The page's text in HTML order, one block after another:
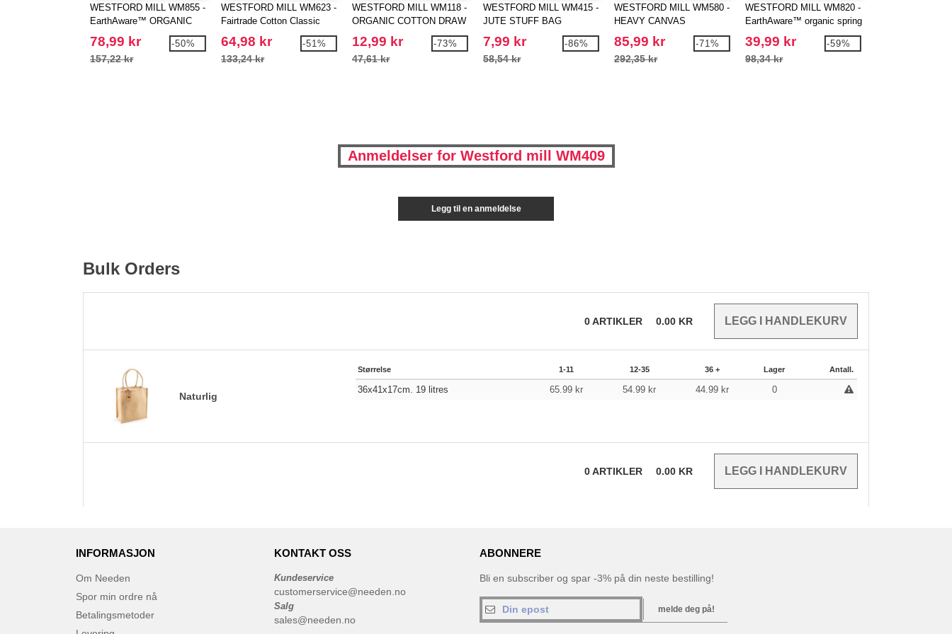
WESTFORD MILL WM855 -
EarthAware™ ORGANIC
MARINA TOTE XL
78,99 kr
157,22 kr
-50%
WESTFORD MILL WM623 -
Fairtrade Cotton Classic
Shopper
64,98 kr
133,24 kr
-51%
WESTFORD MILL WM118 -
ORGANIC COTTON DRAW
CORD BAG
12,99 kr
47,61 kr
-73%
WESTFORD MILL WM415 -
JUTE STUFF BAG
7,99 kr
58,54 kr
-86%
WESTFORD MILL WM580 -
HEAVY CANVAS
STORAGE TRUG
85,99 kr
292,35 kr
-71%
WESTFORD MILL WM820 -
EarthAware™ organic spring
wristlet
39,99 kr
98,34 kr
-59%
Anmeldelser for Westford mill WM409
Legg til en anmeldelse
Bulk Orders
0ARTIKLER 0.00 KR
Naturlig
Størrelse 1-11 12-35 36 + Lager Antall.
36x41x17cm. 19 litres 65.99 kr 54.99 kr 44.99 kr 0
0ARTIKLER 0.00 KR
INFORMASJON
Om Needen
Spor min ordre nå
Betalingsmetoder
KONTAKT OSS
Kundeservice
customerservice@needen.no
Salg
sales@needen.no
ABONNERE
Bli en subscriber og spar -3% på din neste bestilling!
melde deg på!